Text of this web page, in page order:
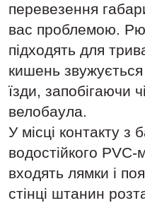
перевезення
вас проблемою.
підходять для
кишень
їзди, запобігаючи
велобаула.
У місці контакту з
водостійкого
входять лямки і
стінці штанин